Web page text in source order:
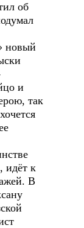
об
новый
и
так
идёт к
В